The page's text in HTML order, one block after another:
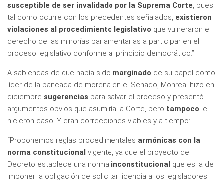
susceptible de ser invalidado por la Suprema Corte, pues
tal como ocurre con los precedentes señalados, existieron
violaciones al procedimiento legislativo que vulneraron el
derecho de las minorías parlamentarias a participar en el
proceso legislativo conforme al principio democrático.”
A sabiendas de que había sido marginado de su papel como
líder de la bancada de morena en el Senado, Monreal hizo en
diciembre sugerencias para salvar el proceso y presentó
argumentos obvios que asumiría la Corte, pero tampoco le
hicieron caso. Y eran correcciones viables y a tiempo:
“Proponemos reglas procedimentales armónicas con la
norma constitucional vigente, ya que el proyecto de
Decreto establece una norma inconstitucional que es la de
imponer la obligación de solicitar licencia a los legisladores